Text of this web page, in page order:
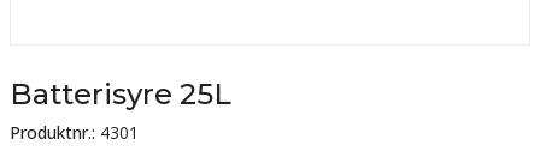
Batterisyre 25L
Produktnr.: 4301